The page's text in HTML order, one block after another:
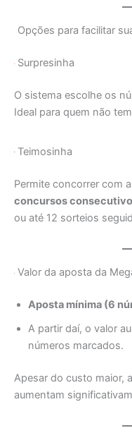
Opções para facilitar
Surpresinha
O sistema escolhe os
Ideal para quem não
Teimosinha
Permite concorrer com a
concursos
ou até 12 sorteios
Valor da aposta da
Aposta mínima (6
A partir daí, o valor
números marcados.
Apesar do custo maior,
aumentam